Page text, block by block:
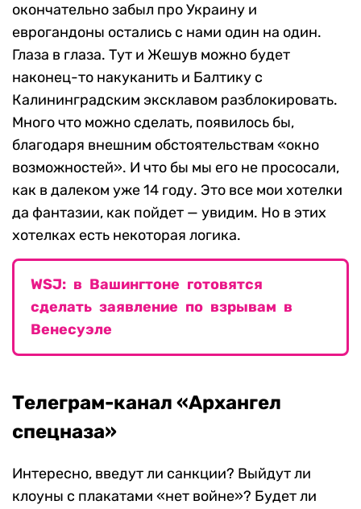
окончательно забыл про Украину и
еврогандоны остались с нами один на один.
Глаза в глаза. Тут и Жешув можно будет
наконец-то накуканить и Балтику с
Калининградским эксклавом разблокировать.
Много что можно сделать, появилось бы,
благодаря внешним обстоятельствам «окно
возможностей». И что бы мы его не прососали,
как в далеком уже 14 году. Это все мои хотелки
да фантазии, как пойдет — увидим. Но в этих
хотелках есть некоторая логика.
WSJ: в Вашингтоне готовятся
сделать заявление по взрывам в
Венесуэле
Телеграм-канал «Архангел
спецназа»
Интересно, введут ли санкции? Выйдут ли
клоуны с плакатами «нет войне»? Будет ли